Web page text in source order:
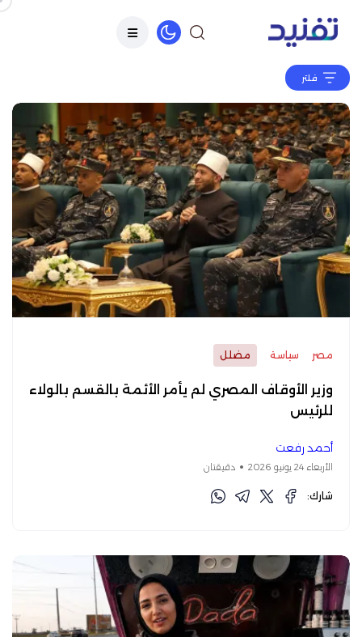
فلتر
مصر سياسة مضلل
وزير الأوقاف المصري لم يأمر الأئمة بالقسم بالولاء
للرئيس
أحمد رفعت
الأربعاء 24 يونيو 2026 دقيقتان
شارك: